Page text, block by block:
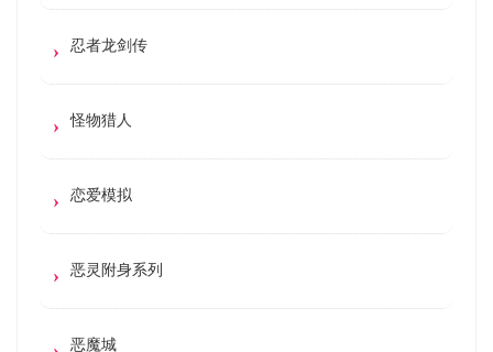
忍者龙剑传
怪物猎人
恋爱模拟
恶灵附身系列
恶魔城